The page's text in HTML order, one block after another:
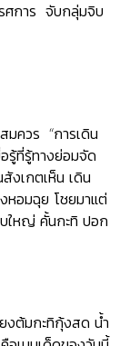
ศการ จับกลุ่มจิบ
มควร “การเดิน
รู้ที่รู้ทางย่อมจัด
งเกตเห็น เดิน
หอมฉุย โชยมาแต่
บใหญ่ คั้นกะทิ ปอก
งต้มกะทิกุ้งสด น้ำ